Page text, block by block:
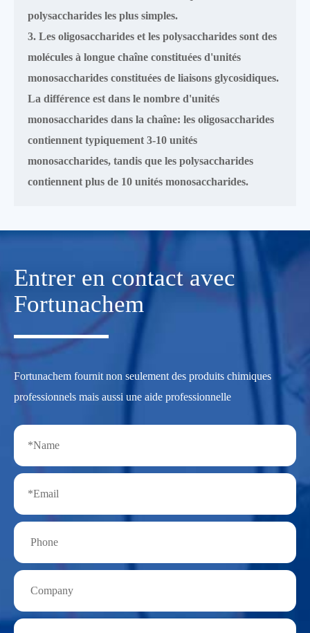
polysaccharides les plus simples.
3. Les oligosaccharides et les polysaccharides sont des
molécules à longue chaîne constituées d'unités
monosaccharides constituées de liaisons glycosidiques.
La différence est dans le nombre d'unités
monosaccharides dans la chaîne: les oligosaccharides
contiennent typiquement 3-10 unités
monosaccharides, tandis que les polysaccharides
contiennent plus de 10 unités monosaccharides.
Entrer en contact avec
Fortunachem
Fortunachem fournit non seulement des produits chimiques
professionnels mais aussi une aide professionnelle